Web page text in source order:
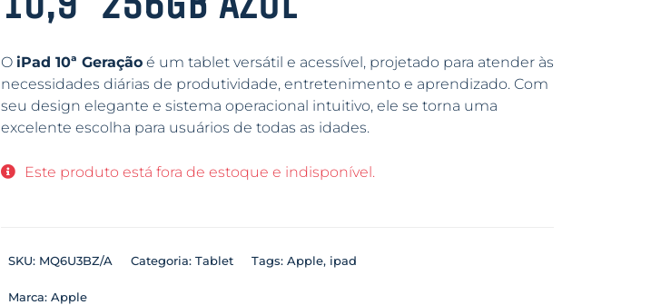
O iPad 10ª Geraçãoé um tablet versátil e acessível, projetado para atender às
necessidades diárias de produtividade, entretenimento e aprendizado. Com
seu design elegante e sistema operacional intuitivo, ele se torna uma
excelente escolha para usuários de todas as idades.
Este produto está fora de estoque e indisponível.
SKU: MQ6U3BZ/A Categoria: Tablet Tags: Apple, ipad
Marca: Apple